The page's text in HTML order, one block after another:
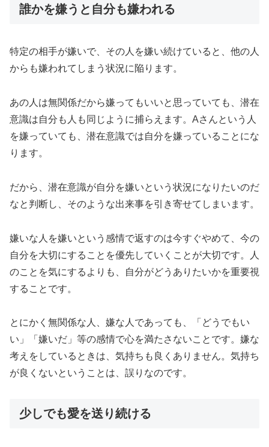
誰かを嫌うと自分も嫌われる
特定の相手が嫌いで、その人を嫌い続けていると、他の人
からも嫌われてしまう状況に陥ります。
あの人は無関係だから嫌ってもいいと思っていても、潜在
意識は自分も人も同じように捕らえます。Aさんという人
を嫌っていても、潜在意識では自分を嫌っていることにな
ります。
だから、潜在意識が自分を嫌いという状況になりたいのだ
なと判断し、そのような出来事を引き寄せてしまいます。
嫌いな人を嫌いという感情で返すのは今すぐやめて、今の
自分を大切にすることを優先していくことが大切です。人
のことを気にするよりも、自分がどうありたいかを重要視
することです。
とにかく無関係な人、嫌な人であっても、「どうでもい
い」「嫌いだ」等の感情で心を満たさないことです。嫌な
考えをしているときは、気持ちも良くありません。気持ち
が良くないということは、誤りなのです。
少しでも愛を送り続ける